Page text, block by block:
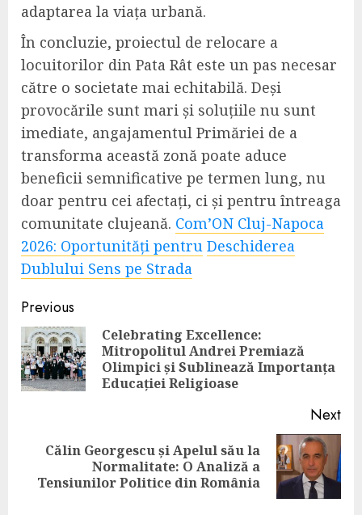
adaptarea la viața urbană.
În concluzie, proiectul de relocare a
locuitorilor din Pata Rât este un pas necesar
către o societate mai echitabilă. Deși
provocările sunt mari și soluțiile nu sunt
imediate, angajamentul Primăriei de a
transforma această zonă poate aduce
beneficii semnificative pe termen lung, nu
doar pentru cei afectați, ci și pentru întreaga
comunitate clujeană. Com’ON Cluj-Napoca
2026: Oportunități pentru Deschiderea
Dublului Sens pe Strada
Continue
Reading
Previous
Celebrating Excellence:
Mitropolitul Andrei Premiază
Olimpici și Sublinează Importanța
Educației Religioase
Next
Next
post:
Călin Georgescu și Apelul său la
Normalitate: O Analiză a
Tensiunilor Politice din România